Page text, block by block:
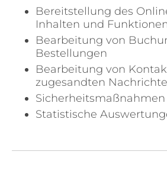
Bereitstellung des
Inhalten und
Bearbeitung von
Bestellungen
Bearbeitung von
zugesandten
Sicherheitsmaßnahmen
Statistische